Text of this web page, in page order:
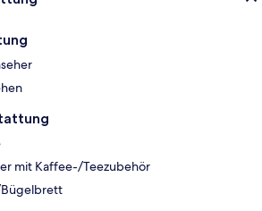
mit Kaffee-/Teezubehör